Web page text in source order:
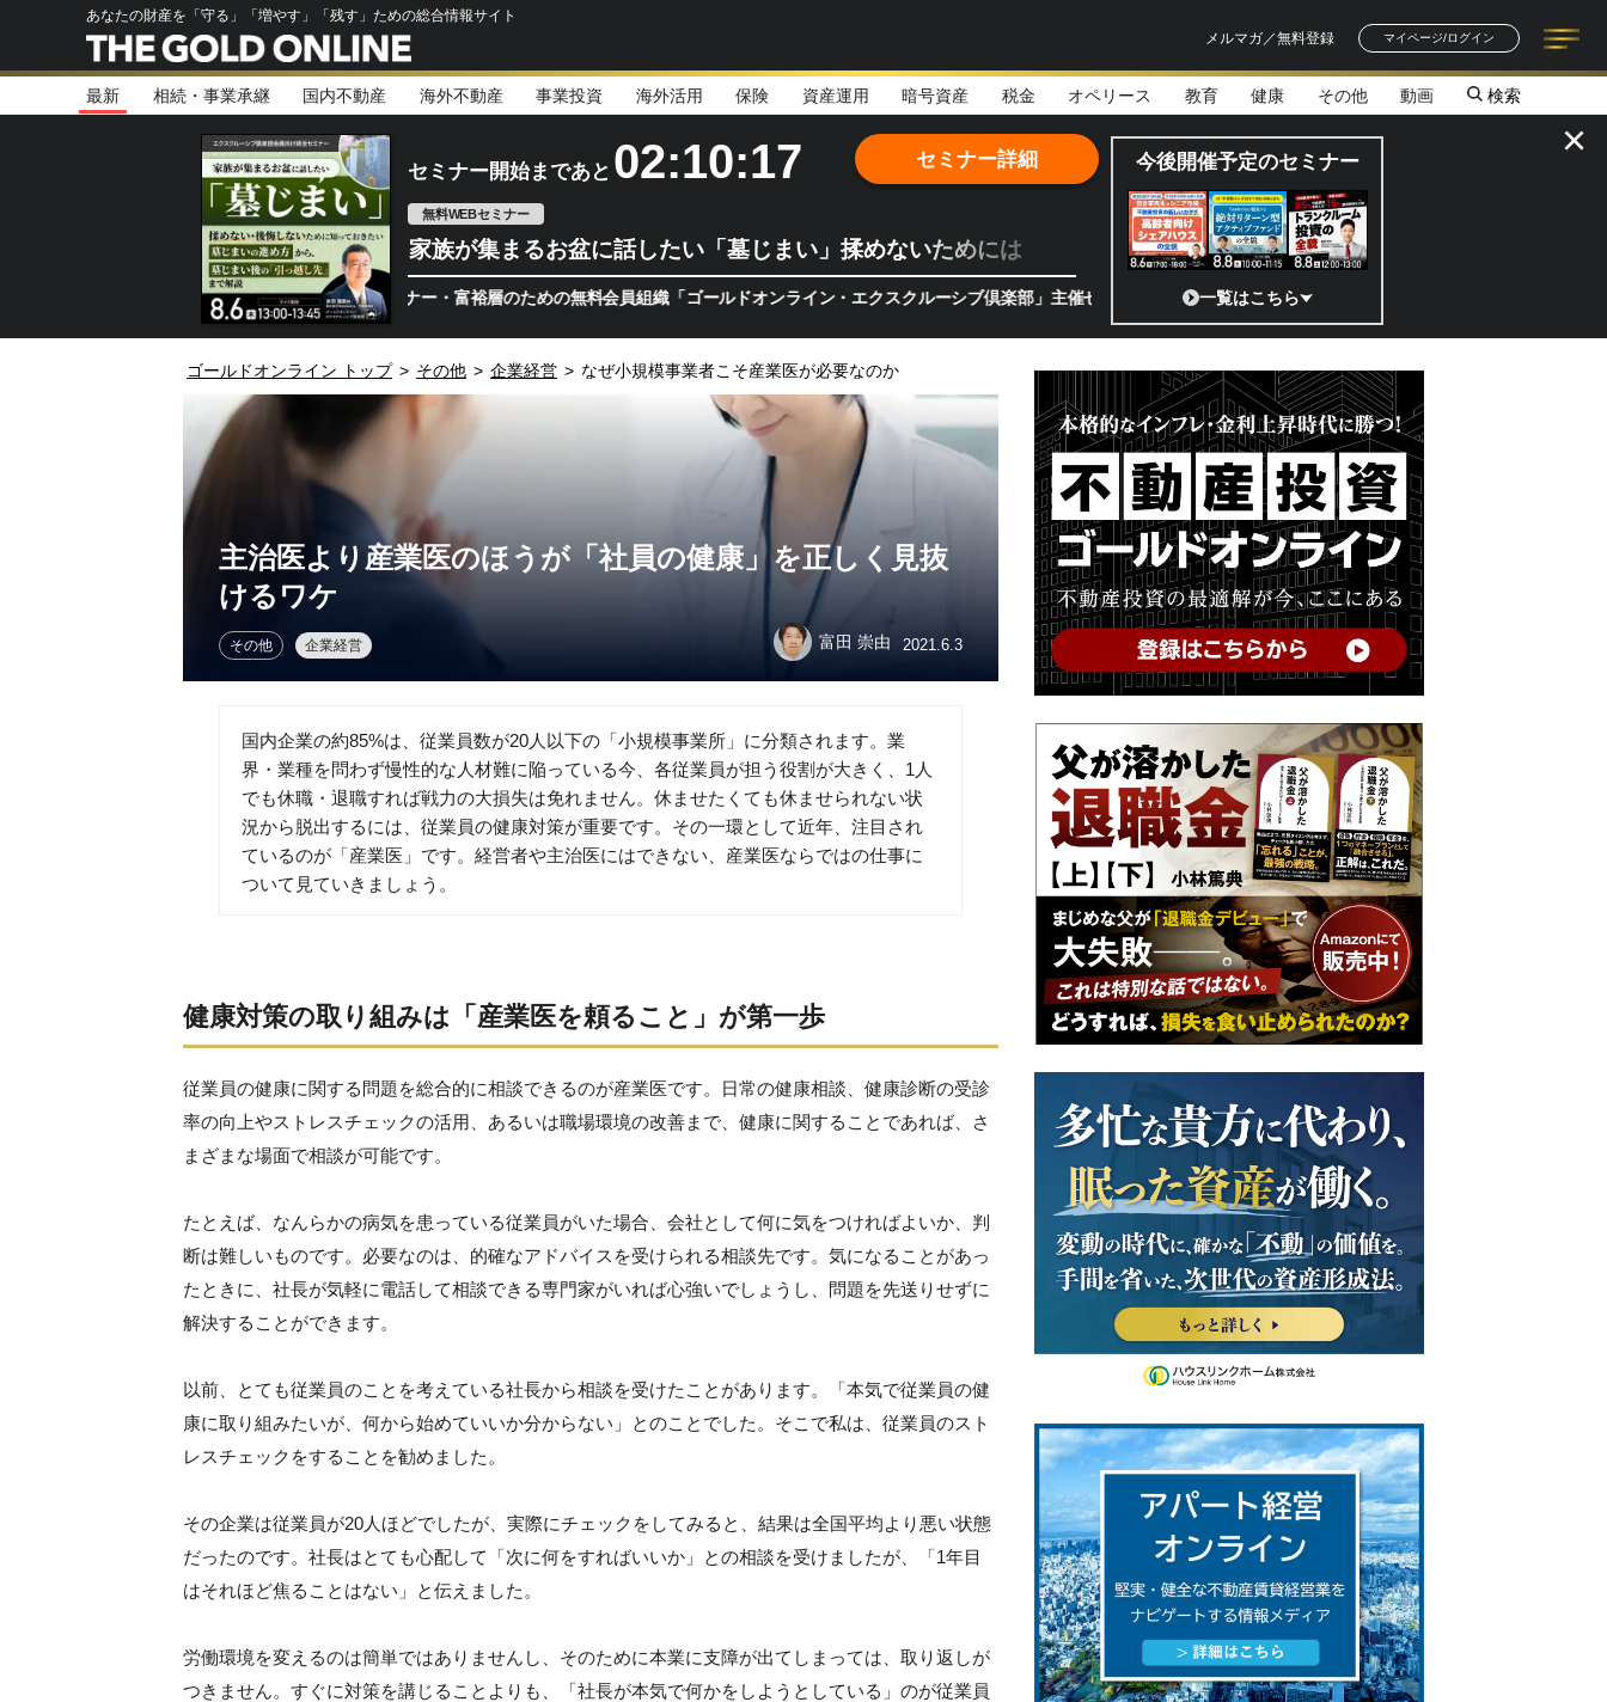
あなたの財産を「守る」「増やす」「残す」ための総合情報サイト
メルマガ／無料登録
マイページ/ログイン
記事一覧
著者一覧
最新 相続・事業承継 国内不動産 海外不動産 事業投資 海外活用 保険 資産運用 暗号資産 税金 オペリース 教育 健康 その他 動画 検索
セミナー開始まであと 02:10:16
無料WEBセミナー
家族が集まるお盆に話したい「墓じまい」揉めないためには
資産1億円以上の企業オーナー・富裕層のための無料会員組織「ゴールドオンライン・エクスクルーシブ倶楽部」主催セミナー／なぜ、墓じまいをするのか／墓じまいで起きやすい親族トラブルと
セミナー詳細 今後開催予定のセミナー
一覧はこちら
×
ゴールドオンライン トップ > その他 > 企業経営 > なぜ小規模事業者こそ産業医が必要なのか
主治医より産業医のほうが「社員の健康」を正しく見抜
けるワケ
その他 企業経営 富田 崇由 2021.6.3
国内企業の約85%は、従業員数が20人以下の「小規模事業所」に分類されます。業
界・業種を問わず慢性的な人材難に陥っている今、各従業員が担う役割が大きく、1人
でも休職・退職すれば戦力の大損失は免れません。休ませたくても休ませられない状
況から脱出するには、従業員の健康対策が重要です。その一環として近年、注目され
ているのが「産業医」です。経営者や主治医にはできない、産業医ならではの仕事に
ついて見ていきましょう。
健康対策の取り組みは「産業医を頼ること」が第一歩
従業員の健康に関する問題を総合的に相談できるのが産業医です。日常の健康相談、健康診断の受診
率の向上やストレスチェックの活用、あるいは職場環境の改善まで、健康に関することであれば、さ
まざまな場面で相談が可能です。
たとえば、なんらかの病気を患っている従業員がいた場合、会社として何に気をつければよいか、判
断は難しいものです。必要なのは、的確なアドバイスを受けられる相談先です。気になることがあっ
たときに、社長が気軽に電話して相談できる専門家がいれば心強いでしょうし、問題を先送りせずに
解決することができます。
以前、とても従業員のことを考えている社長から相談を受けたことがあります。「本気で従業員の健
康に取り組みたいが、何から始めていいか分からない」とのことでした。そこで私は、従業員のスト
レスチェックをすることを勧めました。
その企業は従業員が20人ほどでしたが、実際にチェックをしてみると、結果は全国平均より悪い状態
だったのです。社長はとても心配して「次に何をすればいいか」との相談を受けましたが、「1年目
はそれほど焦ることはない」と伝えました。
労働環境を変えるのは簡単ではありませんし、そのために本業に支障が出てしまっては、取り返しが
つきません。すぐに対策を講じることよりも、「社長が本気で何かをしようとしている」のが従業員